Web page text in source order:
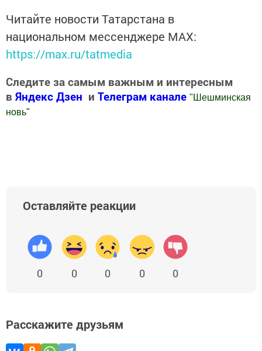
Читайте новости Татарстана в
национальном мессенджере MАХ:
https://max.ru/tatmedia
Следите за самым важным и интересным
в Яндекс Дзен и Телеграм канале " Шешминская
новь"
Оставляйте реакции
0 0 0 0 0
Расскажите друзьям